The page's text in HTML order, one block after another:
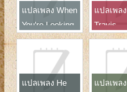
แปลเพลง When
You're Looking
Like That-
Westlife
แปลเพล
Travis
แปลเพลง He
แปลเพล